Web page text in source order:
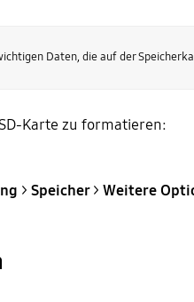
Daten, die auf der
Karte zu formatieren:
> Speicher> Weitere